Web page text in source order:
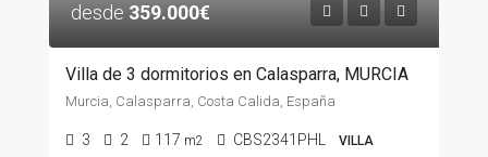
desde 359.000€
Villa de 3 dormitorios en Calasparra, MURCIA
Murcia, Calasparra, Costa Calida, España
3 2 117 m2 CBS2341PHL VILLA